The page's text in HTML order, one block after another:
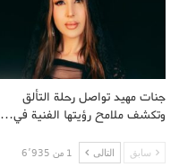
جنات مهيد تواصل رحلة التألق
وتكشف ملامح رؤيتها الفنية في…
سابق التالى 1 من 6٬935